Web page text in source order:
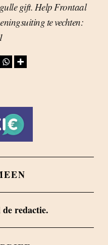
gift. Help Frontaal
te vechten:
redactie.